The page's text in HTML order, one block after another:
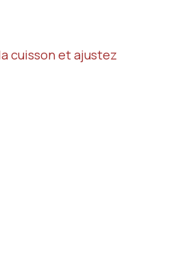
cuisson et ajustez